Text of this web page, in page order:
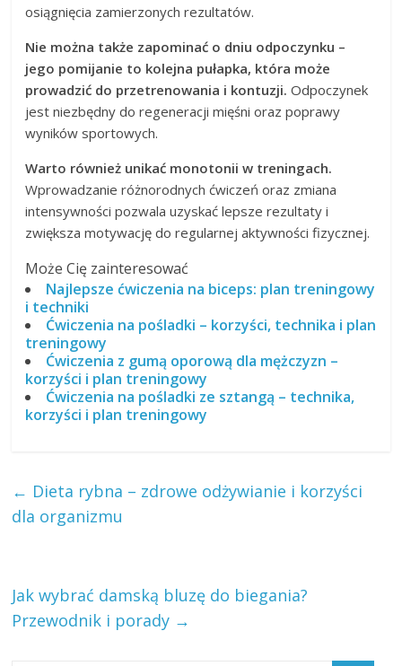
osiągnięcia zamierzonych rezultatów.
Nie można także zapominać o dniu odpoczynku –
jego pomijanie to kolejna pułapka, która może
prowadzić do przetrenowania i kontuzji. Odpoczynek
jest niezbędny do regeneracji mięśni oraz poprawy
wyników sportowych.
Warto również unikać monotonii w treningach.
Wprowadzanie różnorodnych ćwiczeń oraz zmiana
intensywności pozwala uzyskać lepsze rezultaty i
zwiększa motywację do regularnej aktywności fizycznej.
Może Cię zainteresować
Najlepsze ćwiczenia na biceps: plan treningowy
i techniki
Ćwiczenia na pośladki – korzyści, technika i plan
treningowy
Ćwiczenia z gumą oporową dla mężczyzn –
korzyści i plan treningowy
Ćwiczenia na pośladki ze sztangą – technika,
korzyści i plan treningowy
← Dieta rybna – zdrowe odżywianie i korzyści
dla organizmu
Jak wybrać damską bluzę do biegania?
Przewodnik i porady →